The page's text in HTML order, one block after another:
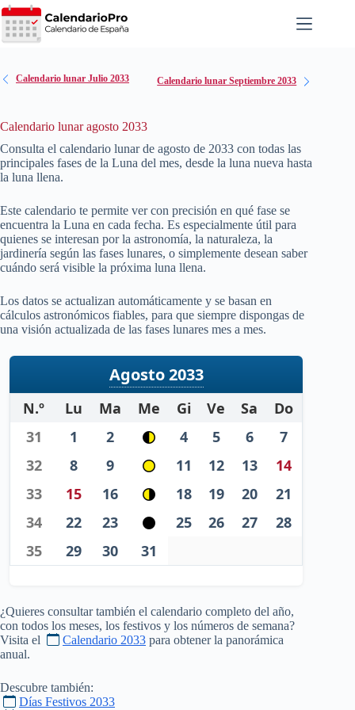
Saltar
al
contenido
Calendario lunar Julio 2033 Calendario lunar Septiembre 2033
Calendario lunar agosto 2033
Consulta el calendario lunar de agosto de 2033 con todas las
principales fases de la Luna del mes, desde la luna nueva hasta
la luna llena.
Este calendario te permite ver con precisión en qué fase se
encuentra la Luna en cada fecha. Es especialmente útil para
quienes se interesan por la astronomía, la naturaleza, la
jardinería según las fases lunares, o simplemente desean saber
cuándo será visible la próxima luna llena.
Los datos se actualizan automáticamente y se basan en
cálculos astronómicos fiables, para que siempre dispongas de
una visión actualizada de las fases lunares mes a mes.
Agosto 2033
N.º Lu Ma Me Gi Ve Sa
Do
31
1 2 4 5 6
7
32
8 9 11 12 13
14
33
15 16 18 19 20
21
34
22 23 25 26 27
28
35
29 30 31
¿Quieres consultar también el calendario completo del año,
con todos los meses, los festivos y los números de semana?
Visita el
Calendario 2033 para obtener la panorámica
anual.
Descubre también:
Días Festivos 2033